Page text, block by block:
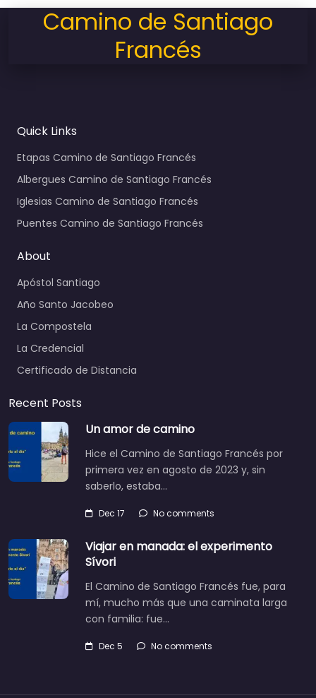
Camino de Santiago
Francés
Quick Links
Etapas Camino de Santiago Francés
Albergues Camino de Santiago Francés
Iglesias Camino de Santiago Francés
Puentes Camino de Santiago Francés
About
Apóstol Santiago
Año Santo Jacobeo
La Compostela
La Credencial
Certificado de Distancia
Recent Posts
Un amor de camino
Hice el Camino de Santiago Francés por
primera vez en agosto de 2023 y, sin
saberlo, estaba…
Dec 17 No comments
Viajar en manada: el experimento
Sívori
El Camino de Santiago Francés fue, para
mí, mucho más que una caminata larga
con familia: fue…
Dec 5 No comments